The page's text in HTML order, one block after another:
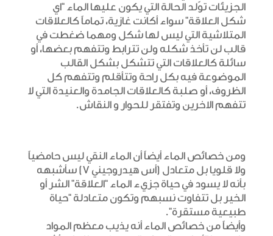
الجزيئات توّلد الحالة التي يكون عليها الماء “اي
شكل العلاقة” سواء أكانت غازية، تماماً كالعلاقات
المتلاشية التي ليس لها شكل ومهما ضغطت في
قالب لن تأخذ شكله ولن تترابط وتتفهم بعضها، أو
سائلة كالعلاقات التي تتشكل بشكل القالب
الموضوعة فيه بكل راحة وتتأقلم وتتفهم كل
الظروف، أو صلبة كالعلاقات الجامدة والعنيدة التي لا
تتفهم الاخرين وتفتقر للحوار و النقاش.
ومن خصائص الماء أيضاً أن الماء النقي ليس حامضياً
ولا قلويا بل متعادل (أس هيدروجيني 7) سأشبهه
بأنه لا يسود في حياة جزيء الماء “العلاقة” الشر أو
الخير بل تتفاوت نسبهم وتكون متعادلة “حياة
طبيعية مستقرة”.
وأيضاً من خصائص الماء أنه يذيب معظم المواد